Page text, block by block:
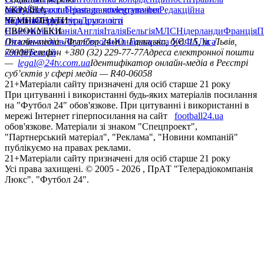
сайтуКонтактиПравила коментуванняРедакційна
політикаСтруктура власності
facebookxyoutubeinstagramtelegramviber
УКРАЇНА
УкраїнаПерша лігаДруга ліга
ЧЕМПІОНАТИ
НімеччинаІспаніяАнгліяІталіяБельгіяМЛСНідерландиФранція
ЄВРОКУБКИ
Ліга чемпіонівЛіга ЄвропиЮнацька ліга УЄФАЛіга
конференцій
Онлайн-медіа «Футбол 24»пл. Галицька, буд. 15, м. Львів,
79008Телефон +380 (32) 229-77-77Адреса електронної пошти
— legal@24tv.com.uaІдентифікатор онлайн-медіа в Реєстрі
суб’єктів у сфері медіа — R40-06058
21+Матеріали сайту призначені для осіб старше 21 року
При цитуванні і використанні будь-яких матеріалів посилання
на "Футбол 24" обов'язкове. При цитуванні і використанні в
мережі Інтернет гіперпосилання на сайт
football24.ua
обов'язкове. Матеріали зі знаком "Спецпроект",
"Партнерський матеріал", "Реклама", "Новини компаній"
публікуємо на правах реклами.
21+Матеріали сайту призначені для осіб старше 21 року
Усi права захищенi. © 2005 - 2026 , ПрАТ "Телерадіокомпанія
Люкс". "Футбол 24".